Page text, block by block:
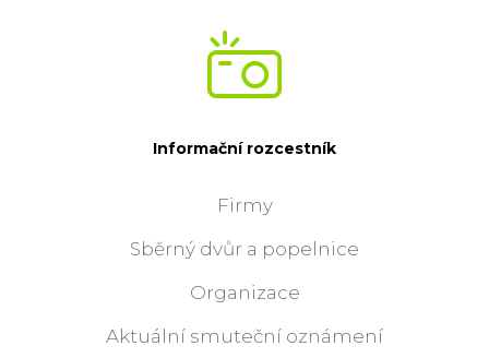
Informační rozcestník
Firmy
Sběrný dvůr a popelnice
Organizace
Aktuální smuteční oznámení